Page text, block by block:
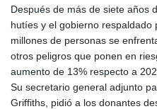
Después de más de siete años
hutíes y el gobierno respaldado
millones de personas se
otros peligros que ponen en
aumento de 13% respecto a
Su secretario general adjunto
Griffiths, pidió a los donantes